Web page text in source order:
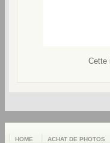
Cette
HOME ACHAT DE PHOTOS